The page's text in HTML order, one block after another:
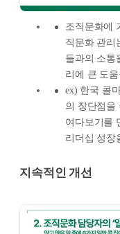
조직문화에
직문화 관리
들과의 소통
리에 큰 도
ex) 한국 콜
의 장단점을
여다보기를
리더십 성장
지속적인 개선